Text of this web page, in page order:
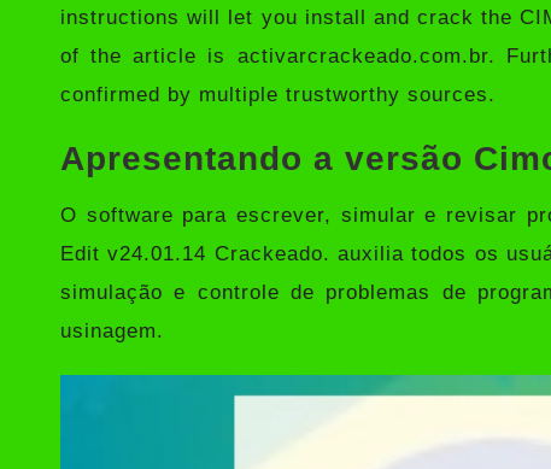
instructions will let you install and crack the
of the article is activarcrackeado.com.br.
confirmed by multiple trustworthy sources.
Apresentando a versão
O software para escrever, simular e revisar
Edit v24.01.14 Crackeado. auxilia todos os
simulação e controle de problemas de
usinagem.